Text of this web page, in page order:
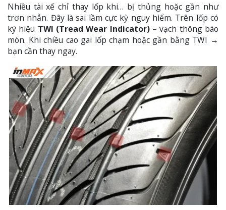
Nhiều tài xế chỉ thay lốp khi… bị thủng hoặc gần như
trơn nhẵn. Đây là sai lầm cực kỳ nguy hiểm. Trên lốp có
ký hiệu TWI (Tread Wear Indicator)– vạch thông báo
mòn. Khi chiều cao gai lốp chạm hoặc gần bằng TWI →
bạn cần thay ngay.